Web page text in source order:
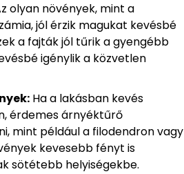
olyan növények, mint a
jól érzik magukat kevésbé
a fajták jól tűrik a gyengébb
igénylik a közvetlen
Ha a lakásban kevés
érdemes árnyéktűrő
mint például a filodendron vagy
kevesebb fényt is
sötétebb helyiségekbe.